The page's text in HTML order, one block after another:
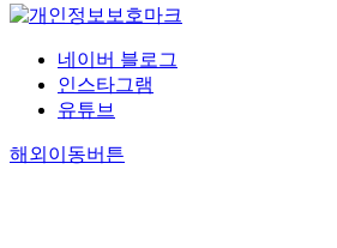
네이버 블로그
인스타그램
유튜브
해외이동버튼